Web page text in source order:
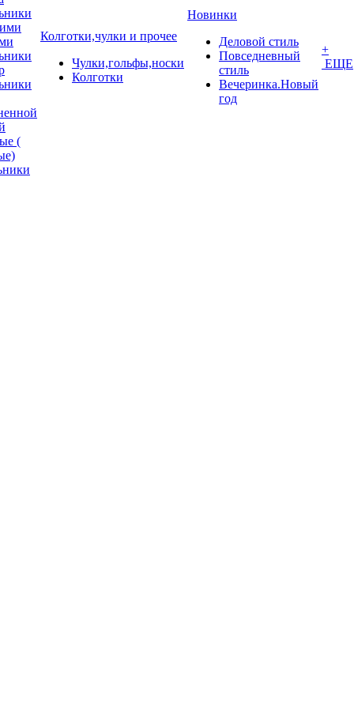
(
Колготки,чулки и прочее
Чулки,гольфы,носки
Колготки
Новинки
Деловой стиль
Повседневный
стиль
Вечеринка.Новый
год
+
ЕЩЕ